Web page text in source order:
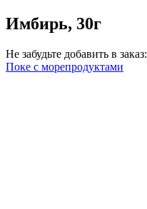
Имбирь, 30г
Не забудьте добавить в заказ:
Поке с морепродуктами